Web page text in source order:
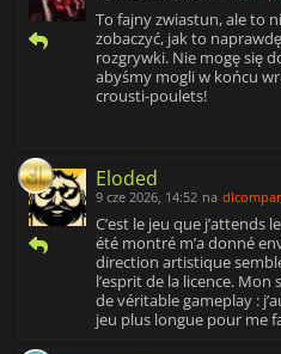
To fajny zwiastun, ale to
zobaczyć, jak to
rozgrywki. Nie mogę się
abyśmy mogli w końcu
crousti-poulets!
Eloded
9 cze 2026, 14:52 na
C’est le jeu que j’attends
été montré m’a donné
direction artistique
l’esprit de la licence. Mon
de véritable gameplay :
jeu plus longue pour me